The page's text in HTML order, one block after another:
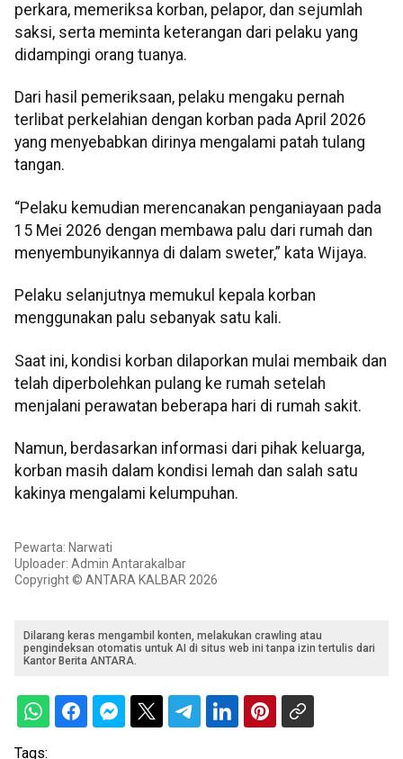
perkara, memeriksa korban, pelapor, dan sejumlah
saksi, serta meminta keterangan dari pelaku yang
didampingi orang tuanya.
Dari hasil pemeriksaan, pelaku mengaku pernah
terlibat perkelahian dengan korban pada April 2026
yang menyebabkan dirinya mengalami patah tulang
tangan.
“Pelaku kemudian merencanakan penganiayaan pada
15 Mei 2026 dengan membawa palu dari rumah dan
menyembunyikannya di dalam sweter,” kata Wijaya.
Pelaku selanjutnya memukul kepala korban
menggunakan palu sebanyak satu kali.
Saat ini, kondisi korban dilaporkan mulai membaik dan
telah diperbolehkan pulang ke rumah setelah
menjalani perawatan beberapa hari di rumah sakit.
Namun, berdasarkan informasi dari pihak keluarga,
korban masih dalam kondisi lemah dan salah satu
kakinya mengalami kelumpuhan.
Pewarta: Narwati
Uploader: Admin Antarakalbar
Copyright © ANTARA KALBAR 2026
Dilarang keras mengambil konten, melakukan crawling atau
pengindeksan otomatis untuk AI di situs web ini tanpa izin tertulis dari
Kantor Berita ANTARA.
Tags: